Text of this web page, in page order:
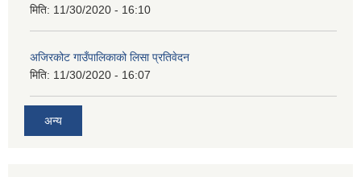
मिति: 11/30/2020 - 16:10
अजिरकोट गाउँपालिकाको लिसा प्रतिवेदन
मिति: 11/30/2020 - 16:07
अन्य